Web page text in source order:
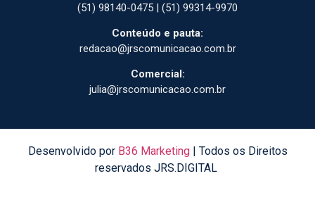
(51) 98140-0475 | (51) 99314-9970
Conteúdo e pauta:
redacao@jrscomunicacao.com.br
Comercial:
julia@jrscomunicacao.com.br
Desenvolvido por B36 Marketing| Todos os Direitos
reservados JRS.DIGITAL